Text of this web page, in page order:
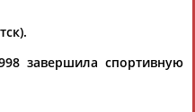
завершила спортивную